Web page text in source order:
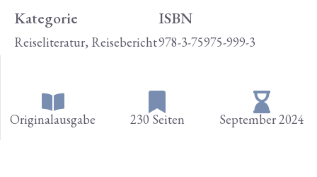
Kategorie
Reiseliteratur, Reisebericht
ISBN
978-3-75975-999-3
Originalausgabe 230 Seiten September 2024